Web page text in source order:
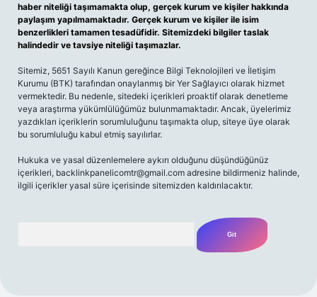
haber niteliği taşımamakta olup, gerçek kurum ve kişiler hakkında
paylaşım yapılmamaktadır. Gerçek kurum ve kişiler ile isim
benzerlikleri tamamen tesadüfidir. Sitemizdeki bilgiler taslak
halindedir ve tavsiye niteliği taşımazlar.
Sitemiz, 5651 Sayılı Kanun gereğince Bilgi Teknolojileri ve İletişim
Kurumu (BTK) tarafından onaylanmış bir Yer Sağlayıcı olarak hizmet
vermektedir. Bu nedenle, sitedeki içerikleri proaktif olarak denetleme
veya araştırma yükümlülüğümüz bulunmamaktadır. Ancak, üyelerimiz
yazdıkları içeriklerin sorumluluğunu taşımakta olup, siteye üye olarak
bu sorumluluğu kabul etmiş sayılırlar.
Hukuka ve yasal düzenlemelere aykırı olduğunu düşündüğünüz
içerikleri, backlinkpanelicomtr@gmail.com adresine bildirmeniz halinde,
ilgili içerikler yasal süre içerisinde sitemizden kaldırılacaktır.